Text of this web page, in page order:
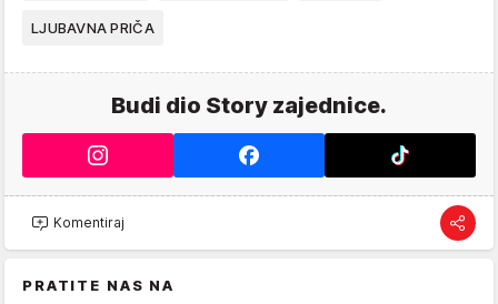
LJUBAVNA PRIČA
Budi dio Story zajednice.
Komentiraj
PRATITE NAS NA